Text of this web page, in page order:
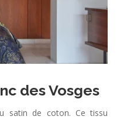
des Vosges
satin de coton. Ce tissu